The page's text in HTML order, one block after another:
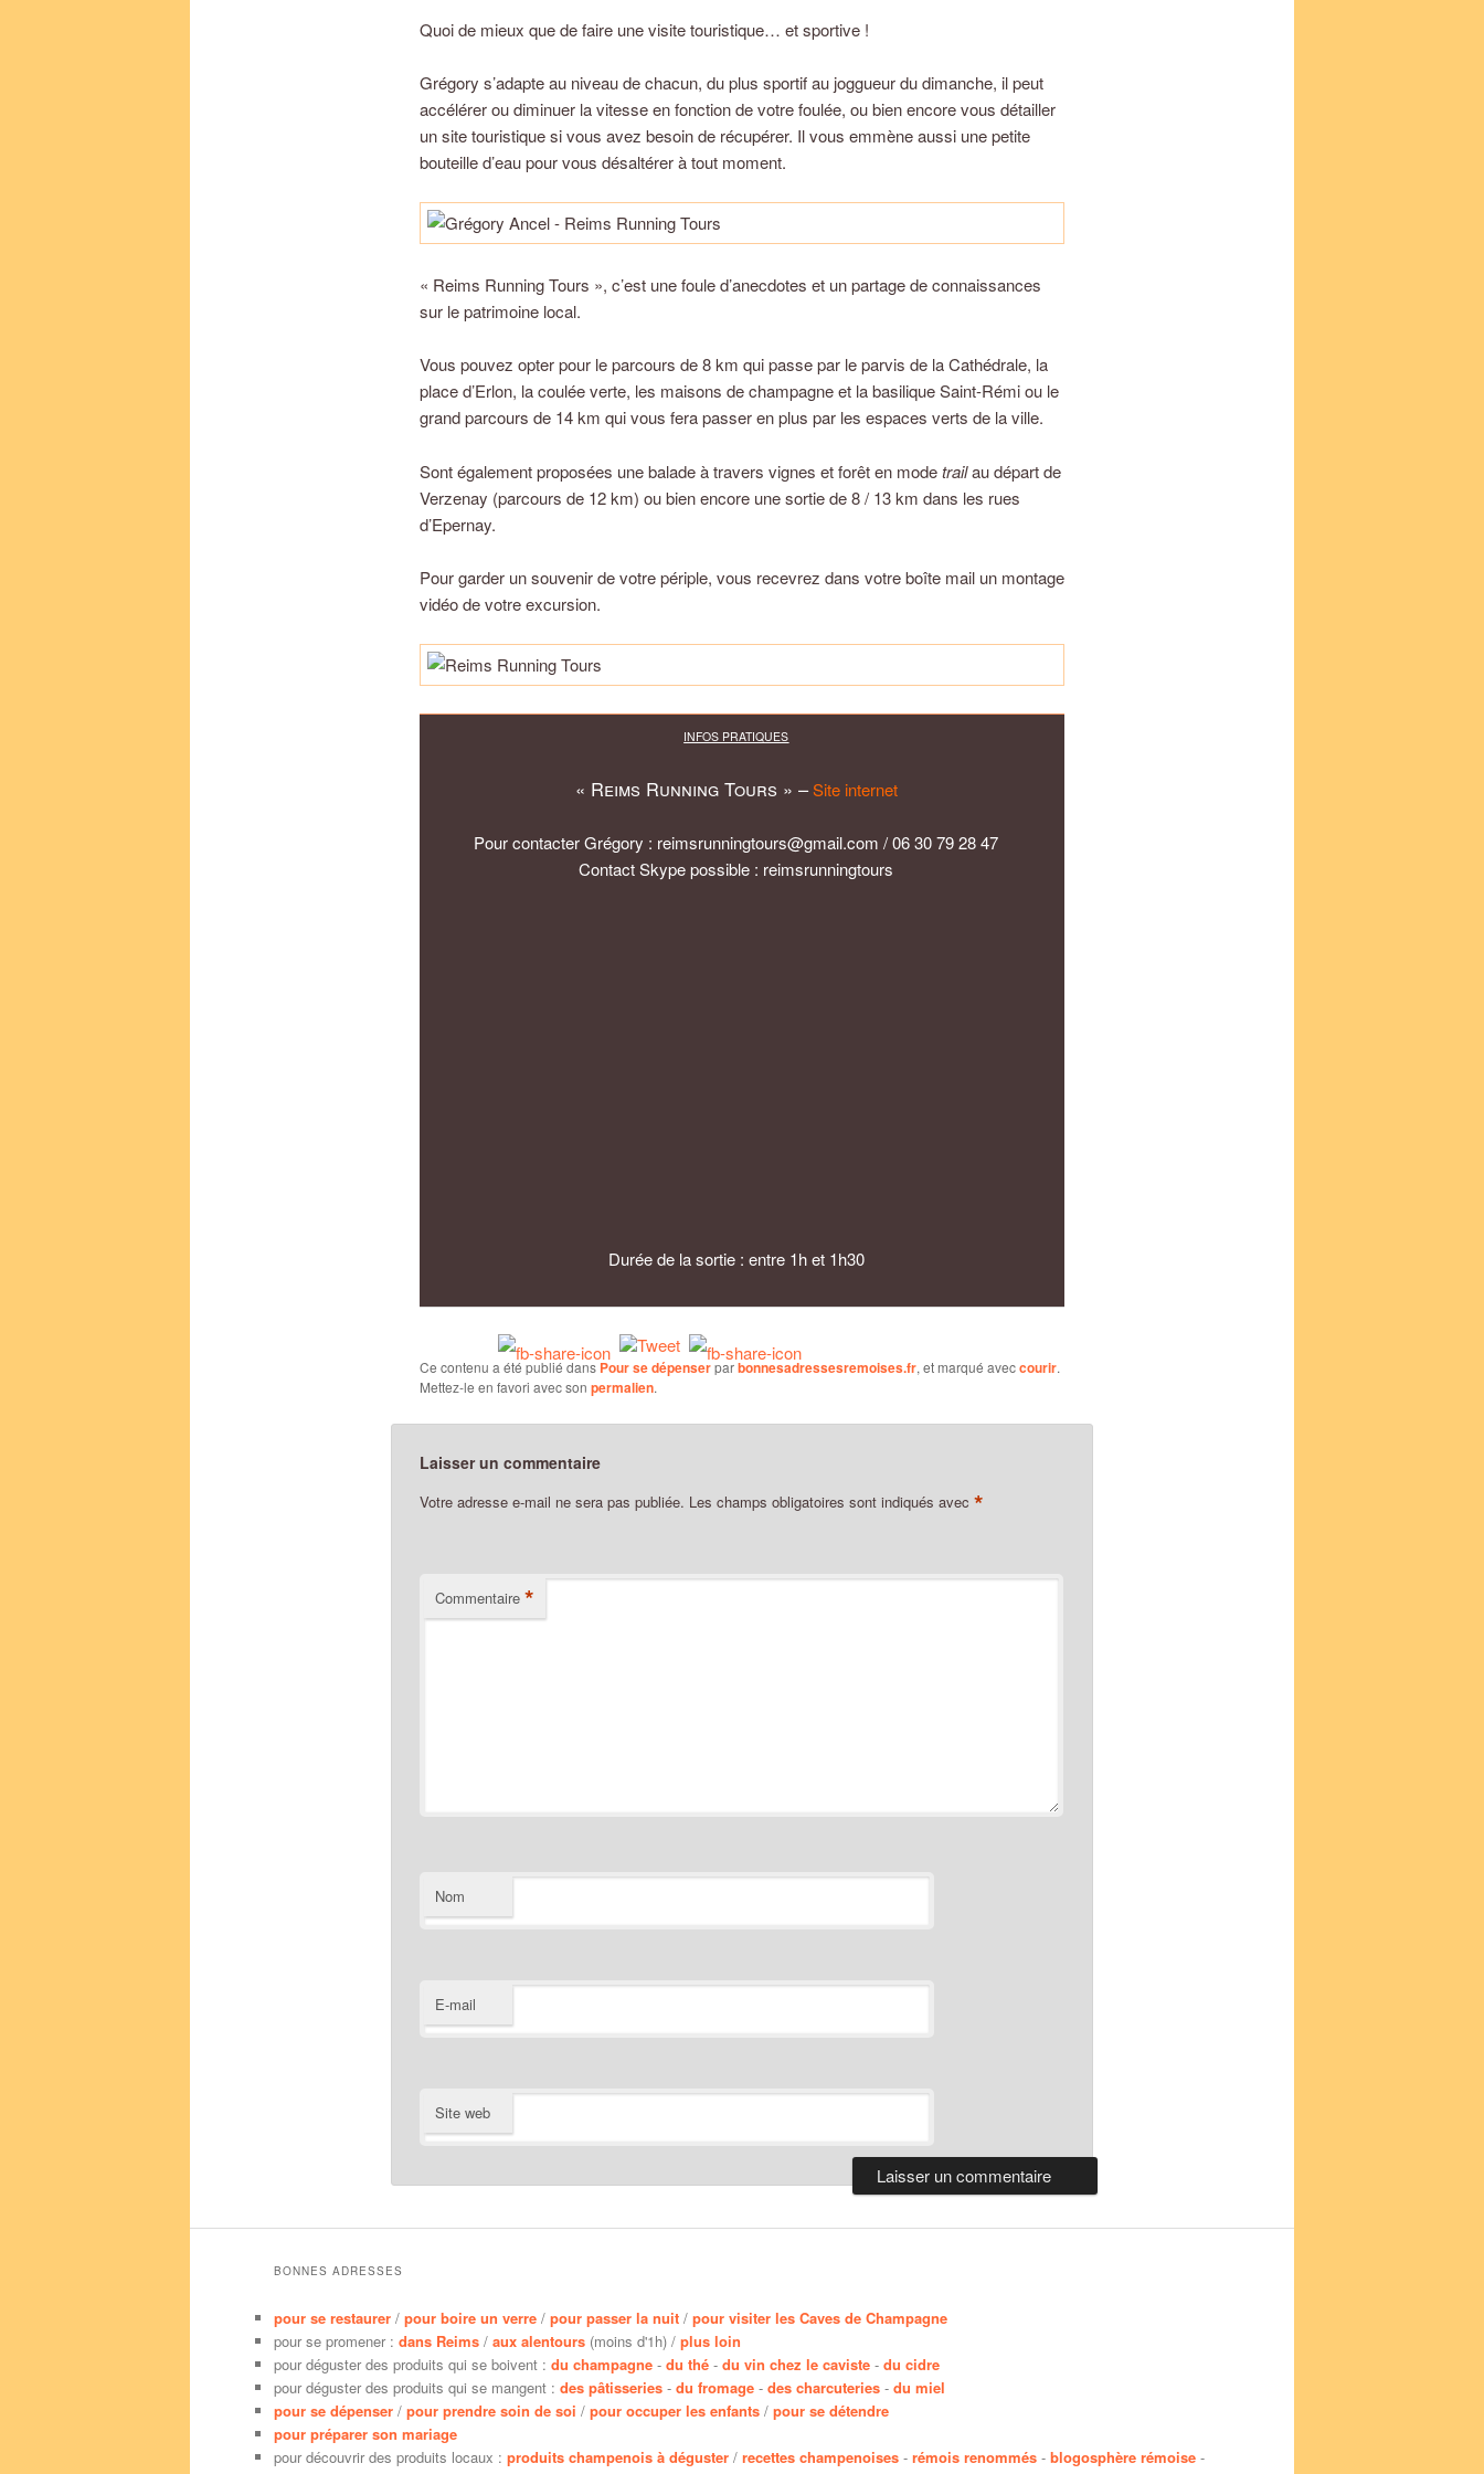
Quoi de mieux que de faire une visite touristique… et sportive !
Grégory s’adapte au niveau de chacun, du plus sportif au joggueur du dimanche, il peut
accélérer ou diminuer la vitesse en fonction de votre foulée, ou bien encore vous détailler
un site touristique si vous avez besoin de récupérer. Il vous emmène aussi une petite
bouteille d’eau pour vous désaltérer à tout moment.
« Reims Running Tours », c’est une foule d’anecdotes et un partage de connaissances
sur le patrimoine local.
Vous pouvez opter pour le parcours de 8 km qui passe par le parvis de la Cathédrale, la
place d’Erlon, la coulée verte, les maisons de champagne et la basilique Saint-Rémi ou le
grand parcours de 14 km qui vous fera passer en plus par les espaces verts de la ville.
Sont également proposées une balade à travers vignes et forêt en modetrailau départ de
Verzenay (parcours de 12 km) ou bien encore une sortie de 8 / 13 km dans les rues
d’Epernay.
Pour garder un souvenir de votre périple, vous recevrez dans votre boîte mail un montage
vidéo de votre excursion.
INFOS PRATIQUES
« Reims Running Tours » –Site internet
Pour contacter Grégory : reimsrunningtours@gmail.com / 06 30 79 28 47
Contact Skype possible : reimsrunningtours
Durée de la sortie : entre 1h et 1h30
Ce contenu a été publié dans Pour se dépenserparbonnesadressesremoises.fr, et marqué aveccourir.
Mettez-le en favori avec son permalien.
Laisser un commentaire
Votre adresse e-mail ne sera pas publiée. Les champs obligatoires sont indiqués avec *
Commentaire *
Nom
E-mail
Site web
BONNES ADRESSES
pour se restaurer / pour boire un verre / pour passer la nuit / pour visiter les Caves de Champagne
pour se promener : dans Reims / aux alentours (moins d'1h) / plus loin
pour déguster des produits qui se boivent : du champagne - du thé - du vin chez le caviste - du cidre
pour déguster des produits qui se mangent : des pâtisseries - du fromage - des charcuteries - du miel
pour se dépenser / pour prendre soin de soi / pour occuper les enfants / pour se détendre
pour préparer son mariage
pour découvrir des produits locaux : produits champenois à déguster / recettes champenoises - rémois renommés - blogosphère rémoise -